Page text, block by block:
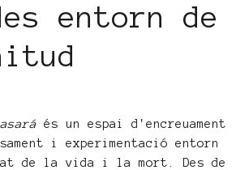
entorn de
és un espai d'encreuament
i experimentació entorn
de la vida i la mort. Des de